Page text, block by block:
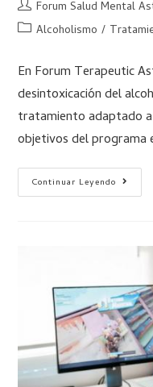
Forum Salud Mental
Alcoholismo /
En Forum Terapeutic
desintoxicación del
tratamiento adaptado a
objetivos del programa
Continuar Leyendo